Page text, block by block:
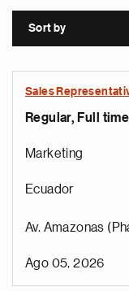
Sort by
Sales
Regular, Full time
Marketing
Ecuador
Av. Amazonas
Ago 05, 2026